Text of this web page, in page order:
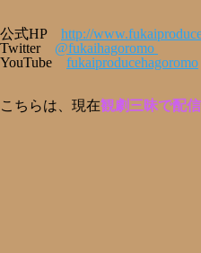
公式HP http://
Twitter @fukaihagoromo
YouTube fukaiproducehagoromo
こちらは、現在観劇三昧で配